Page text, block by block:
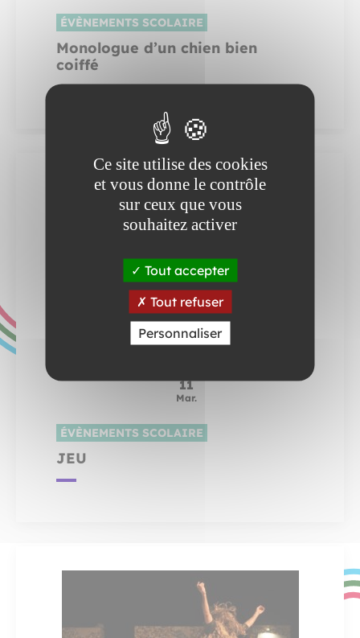
ÉVÈNEMENTS SCOLAIRE
Monologue d’un chien bien
coiffé
11
Mar.
ÉVÈNEMENTS SCOLAIRE
JEU
Ce site utilise des cookies
et vous donne le contrôle
sur ceux que vous
souhaitez activer
Tout accepter
Tout refuser
Personnaliser